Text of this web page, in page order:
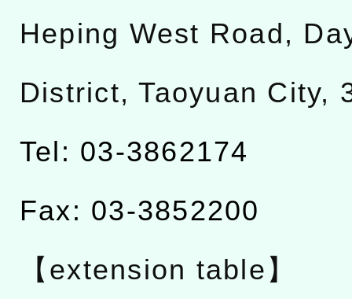
Heping West Road,
District, Taoyuan City,
Tel: 03-3862174
Fax: 03-3852200
【extension table】